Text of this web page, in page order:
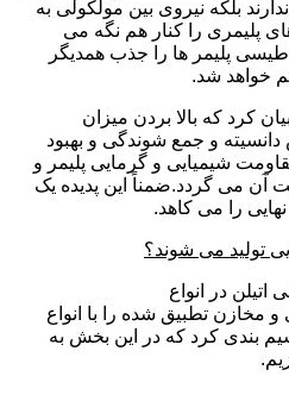
بلکه نیروی بین مولکولی به
پلیمری را کنار هم نگه می
پلیمر ها را جذب همدیگر
خواهد شد.
کرد که بالا بردن میزان
و جمع شوندگی و بهبود
شیمیایی و گرمایی پلیمر و
می گردد.ضمناً این پدیده یک
را می کاهد.
تولید می شوند؟
در انواع
مخازن تطبیق شده را با انواع
بندی کرد که در این بخش به